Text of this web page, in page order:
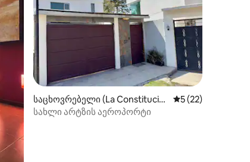
საცხოვრებელი (La Constitució
n Toltepec)
საშუალო
5 (22)
სახლი არტზის აეროპორტი